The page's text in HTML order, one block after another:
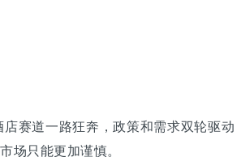
赛道一路狂奔，政策和需求双轮驱动
场只能更加谨慎。